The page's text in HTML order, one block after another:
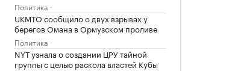
Политика
UKMTO сообщило о двух взрывах у
берегов Омана в Ормузском проливе
Политика
NYT узнала о создании ЦРУ тайной
группы с целью раскола властей Кубы